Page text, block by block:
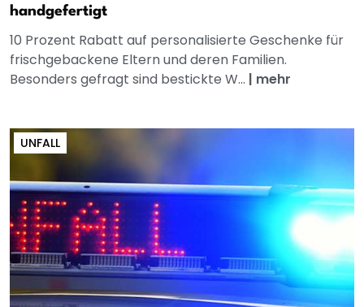
handgefertigt
10 Prozent Rabatt auf personalisierte Geschenke für
frischgebackene Eltern und deren Familien.
Besonders gefragt sind bestickte W... | mehr
UNFALL